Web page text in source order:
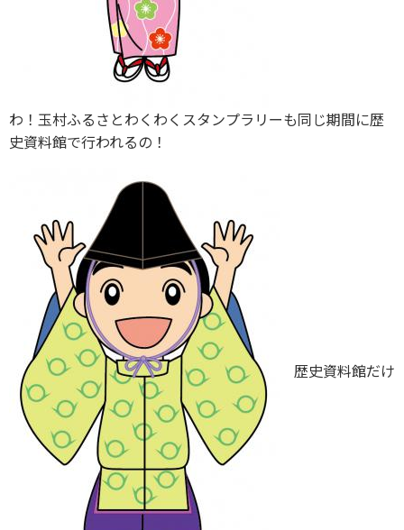
わ！玉村ふるさとわくわくスタンプラリーも同じ期間に歴
史資料館で行われるの！
歴史資料館だけ